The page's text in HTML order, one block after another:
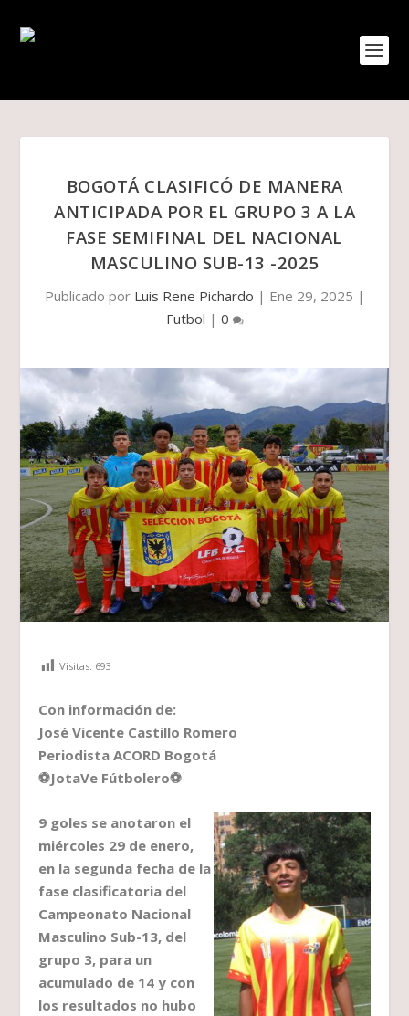
BOGOTÁ CLASIFICÓ DE MANERA
ANTICIPADA POR EL GRUPO 3 A LA
FASE SEMIFINAL DEL NACIONAL
MASCULINO SUB-13 -2025
Publicado por Luis Rene Pichardo | Ene 29, 2025 |
Futbol | 0
Visitas: 693
Con información de:
José Vicente Castillo Romero
Periodista ACORD Bogotá
⚽JotaVe Fútbolero⚽
9 goles se anotaron el
miércoles 29 de enero,
en la segunda fecha de la
fase clasificatoria del
Campeonato Nacional
Masculino Sub-13, del
grupo 3, para un
acumulado de 14 y con
los resultados no hubo